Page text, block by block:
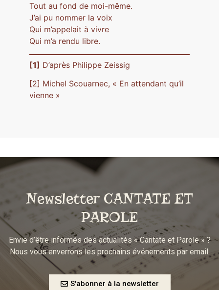
Tout au fond de moi-même.
J’ai pu nommer la voix
Qui m’appelait à vivre
Qui m’a rendu libre.
[1] D’après Philippe Zeissig
[2] Michel Scouarnec, « En attendant qu’il
vienne »
Newsletter CANTATE ET
PAROLE
Envie d’être informés des actualités « Cantate et Parole » ?
Nous vous enverrons les prochains événements par email.
S'abonner à la newsletter